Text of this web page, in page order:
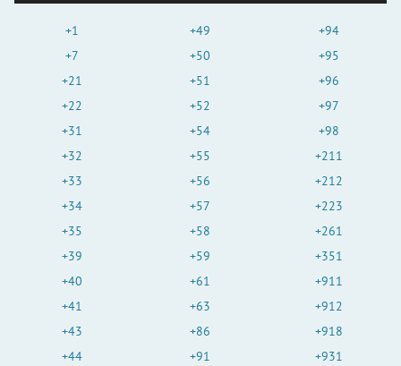
+1
+7
+21
+22
+31
+32
+33
+34
+35
+39
+40
+41
+43
+44
+49
+50
+51
+52
+54
+55
+56
+57
+58
+59
+61
+63
+86
+91
+94
+95
+96
+97
+98
+211
+212
+223
+261
+351
+911
+912
+918
+931